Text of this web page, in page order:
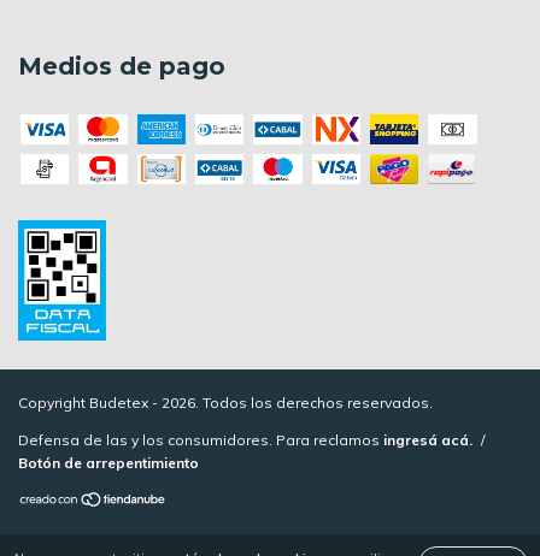
Medios de pago
Copyright Budetex - 2026. Todos los derechos reservados.
Defensa de las y los consumidores. Para reclamos ingresá acá. /
Botón de arrepentimiento